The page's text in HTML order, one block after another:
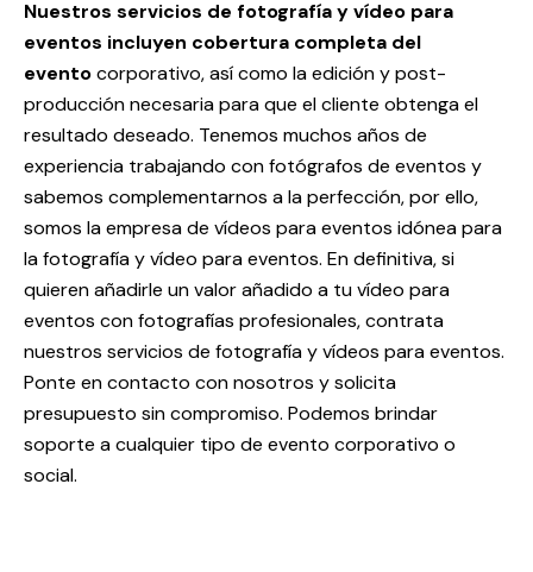
Nuestros servicios de fotografía y vídeo para
eventos incluyen cobertura completa del
eventocorporativo, así como la edición y post-
producción necesaria para que el cliente obtenga el
resultado deseado. Tenemos muchos años de
experiencia trabajando con fotógrafos de eventos y
sabemos complementarnos a la perfección, por ello,
somos la empresa de vídeos para eventos idónea para
la fotografía y vídeo para eventos. En definitiva, si
quieren añadirle un valor añadido a tu vídeo para
eventos con fotografías profesionales, contrata
nuestros servicios de fotografía y vídeos para eventos.
Ponte en contacto con nosotros y solicita
presupuesto sin compromiso. Podemos brindar
soporte a cualquier tipo de evento corporativo o
social.